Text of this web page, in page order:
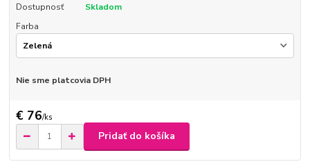
Dostupnosť
Skladom
Farba
Nie sme platcovia DPH
€ 76/ks
Pridať do košíka